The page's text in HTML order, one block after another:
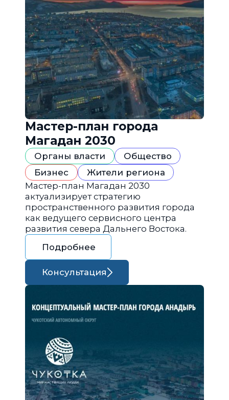
Мастер-план города
Магадан 2030
Органы власти
Общество
Бизнес
Жители региона
Мастер-план Магадан 2030
актуализирует стратегию
пространственного развития города
как ведущего сервисного центра
развития севера Дальнего Востока.
Подробнее
Консультация